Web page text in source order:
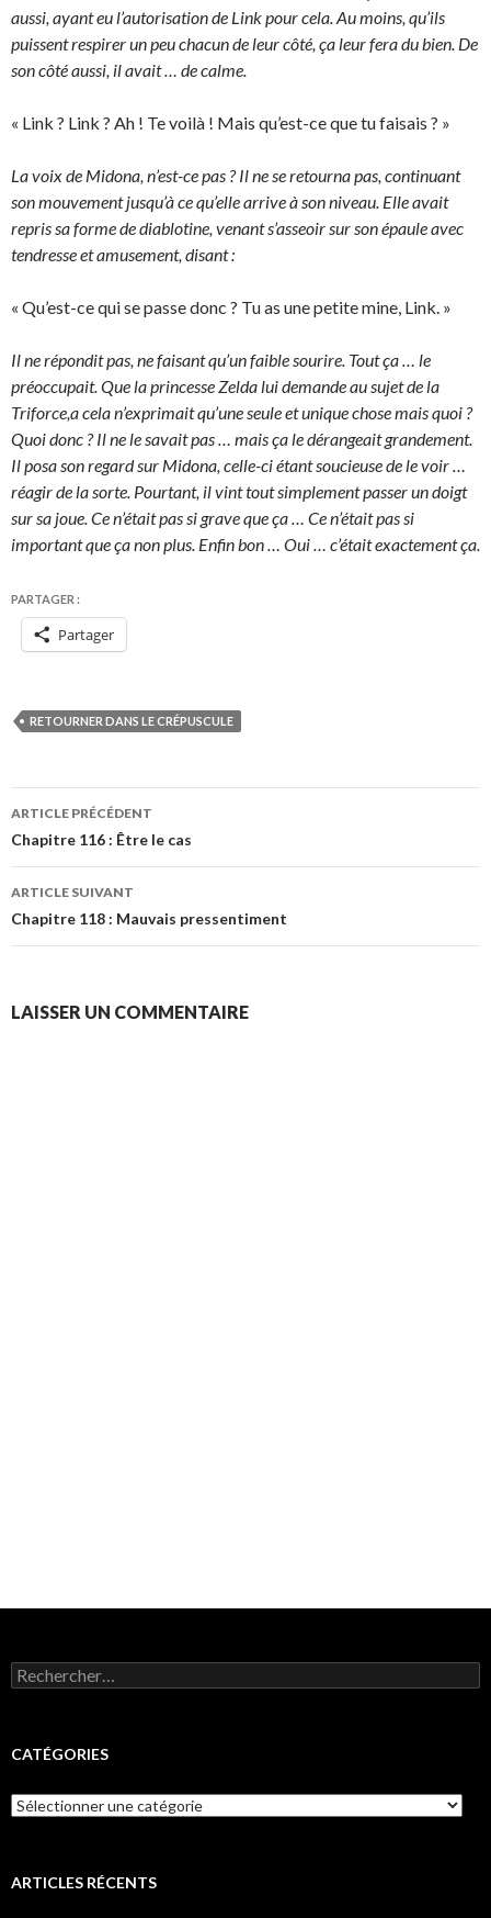
aussi, ayant eu l’autorisation de Link pour cela. Au moins, qu’ils
puissent respirer un peu chacun de leur côté, ça leur fera du bien. De
son côté aussi, il avait … de calme.
« Link ? Link ? Ah ! Te voilà ! Mais qu’est-ce que tu faisais ? »
La voix de Midona, n’est-ce pas ? Il ne se retourna pas, continuant
son mouvement jusqu’à ce qu’elle arrive à son niveau. Elle avait
repris sa forme de diablotine, venant s’asseoir sur son épaule avec
tendresse et amusement, disant :
« Qu’est-ce qui se passe donc ? Tu as une petite mine, Link. »
Il ne répondit pas, ne faisant qu’un faible sourire. Tout ça … le
préoccupait. Que la princesse Zelda lui demande au sujet de la
Triforce,a cela n’exprimait qu’une seule et unique chose mais quoi ?
Quoi donc ? Il ne le savait pas … mais ça le dérangeait grandement.
Il posa son regard sur Midona, celle-ci étant soucieuse de le voir …
réagir de la sorte. Pourtant, il vint tout simplement passer un doigt
sur sa joue. Ce n’était pas si grave que ça … Ce n’était pas si
important que ça non plus. Enfin bon … Oui … c’était exactement ça.
PARTAGER :
Partager
RETOURNER DANS LE CRÉPUSCULE
Navigation
des
articles
ARTICLE PRÉCÉDENT
Chapitre 116 : Être le cas
ARTICLE SUIVANT
Chapitre 118 : Mauvais pressentiment
LAISSER UN COMMENTAIRE
Rechercher :
CATÉGORIES
Catégories
ARTICLES RÉCENTS